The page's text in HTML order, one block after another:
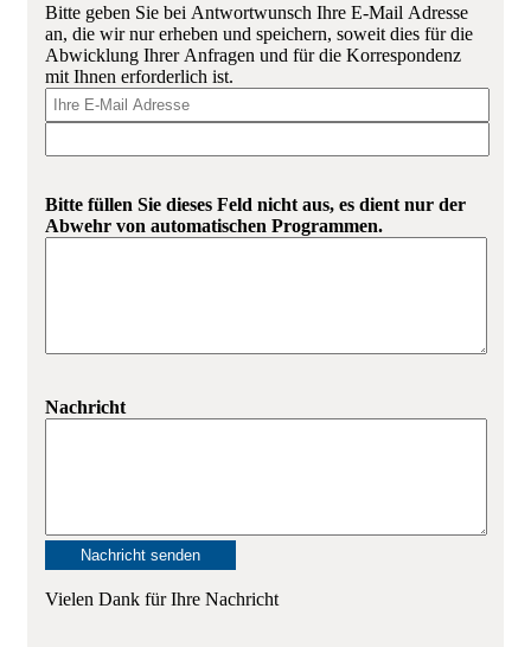
Bitte geben Sie bei Antwortwunsch Ihre E-Mail Adresse
an, die wir nur erheben und speichern, soweit dies für die
Abwicklung Ihrer Anfragen und für die Korrespondenz
mit Ihnen erforderlich ist.
Bitte füllen Sie dieses Feld nicht aus, es dient nur der
Abwehr von automatischen Programmen.
Nachricht
Vielen Dank für Ihre Nachricht